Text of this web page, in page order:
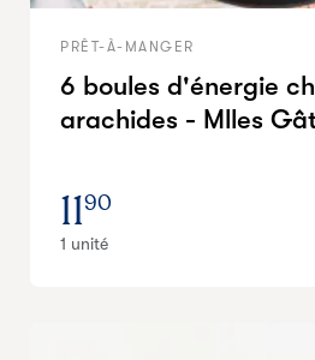
PRÊT-À-MANGER
6 boules d'énergie
arachides - Mlles
1190
1 unité